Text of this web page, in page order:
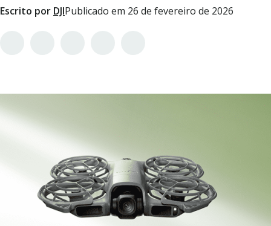
Escrito por DJIPublicado em 26 de fevereiro de 2026